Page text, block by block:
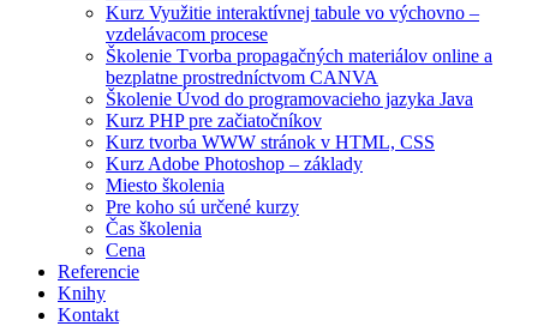
Kurz Využitie interaktívnej tabule vo výchovno –
vzdelávacom procese
Školenie Tvorba propagačných materiálov online a
bezplatne prostredníctvom CANVA
Školenie Úvod do programovacieho jazyka Java
Kurz PHP pre začiatočníkov
Kurz tvorba WWW stránok v HTML, CSS
Kurz Adobe Photoshop – základy
Miesto školenia
Pre koho sú určené kurzy
Čas školenia
Cena
Referencie
Knihy
Kontakt